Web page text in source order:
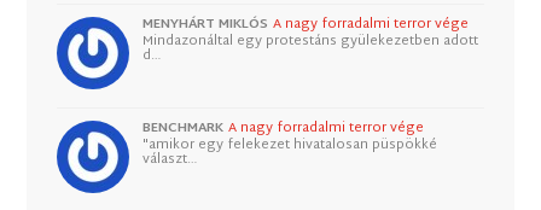
MENYHÁRT MIKLÓS A nagy forradalmi terror vége
Mindazonáltal egy protestáns gyülekezetben adott
d…
BENCHMARK A nagy forradalmi terror vége
"amikor egy felekezet hivatalosan püspökké
választ…